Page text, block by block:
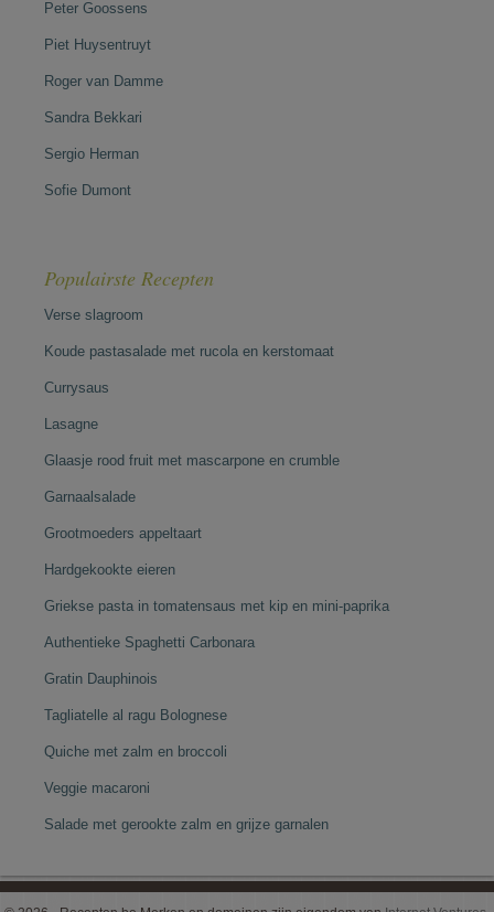
Peter Goossens
Piet Huysentruyt
Roger van Damme
Sandra Bekkari
Sergio Herman
Sofie Dumont
Populairste Recepten
Verse slagroom
Koude pastasalade met rucola en kerstomaat
Currysaus
Lasagne
Glaasje rood fruit met mascarpone en crumble
Garnaalsalade
Grootmoeders appeltaart
Hardgekookte eieren
Griekse pasta in tomatensaus met kip en mini-paprika
Authentieke Spaghetti Carbonara
Gratin Dauphinois
Tagliatelle al ragu Bolognese
Quiche met zalm en broccoli
Veggie macaroni
Salade met gerookte zalm en grijze garnalen